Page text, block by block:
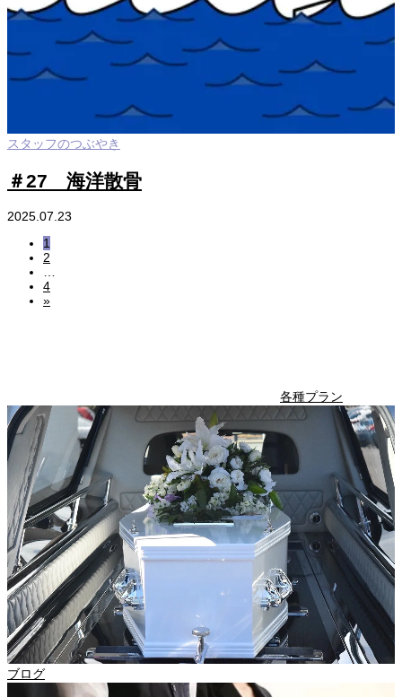
スタッフのつぶやき
＃27 海洋散骨
2025.07.23
1
2
4
»
各種プラン
ブログ